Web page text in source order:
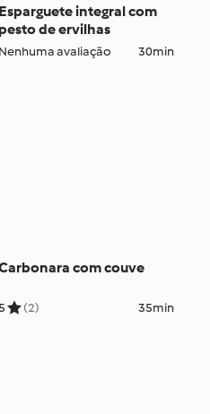
Esparguete integral com
pesto de ervilhas
avaliação 30min
com couve
(2) 35min